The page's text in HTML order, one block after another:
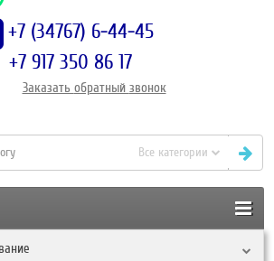
+7 (34767) 6-44-45
+7 917 350 86 17
Заказать обратный звонок
Все категории